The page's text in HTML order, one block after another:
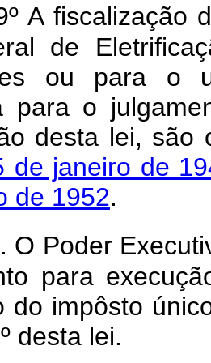
A fiscalização
de
ou para o
para o
desta lei,
de janeiro de
de 1952.
O Poder
para
do impôsto
desta lei.